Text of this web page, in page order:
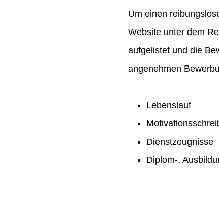
Um einen
Website unter dem
aufgelistet und die
angenehmen
Lebenslauf
Dienstzeugnisse
Diplom-,